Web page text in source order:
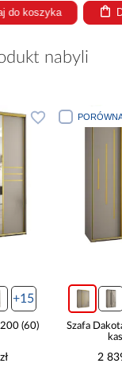
koszyka
nabyli
+15
(60)
Szafa
2